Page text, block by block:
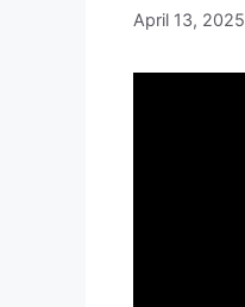
April 13, 2025